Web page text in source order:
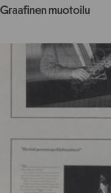
Graafinen muotoilu